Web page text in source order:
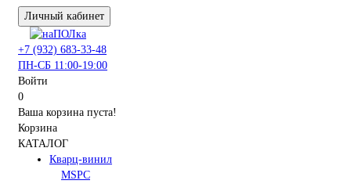
Личный кабинет
+7 (932) 683-33-48
ПН-СБ 11:00-19:00
Войти
0
Ваша корзина пуста!
Корзина
КАТАЛОГ
Кварц-винил
MSPC